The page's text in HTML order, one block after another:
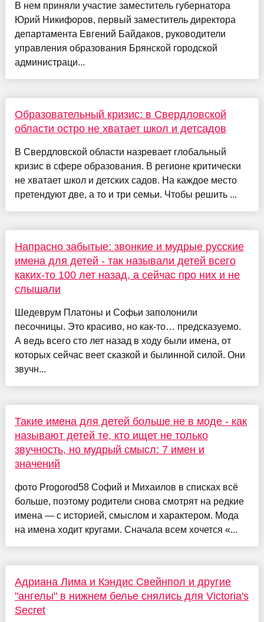
В нем приняли участие заместитель губернатора
Юрий Никифоров, первый заместитель директора
департамента Евгений Байдаков, руководители
управления образования Брянской городской
администраци...
Образовательный кризис: в Свердловской
области остро не хватает школ и детсадов
В Свердловской области назревает глобальный
кризис в сфере образования. В регионе критически
не хватает школ и детских садов. На каждое место
претендуют две, а то и три семьи. Чтобы решить ...
Напрасно забытые: звонкие и мудрые русские
имена для детей - так называли детей всего
каких-то 100 лет назад, а сейчас про них и не
слышали
Шедеврум Платоны и Софьи заполонили
песочницы. Это красиво, но как-то… предсказуемо.
А ведь всего сто лет назад в ходу были имена, от
которых сейчас веет сказкой и былинной силой. Они
звучн...
Такие имена для детей больше не в моде - как
называют детей те, кто ищет не только
звучность, но мудрый смысл: 7 имен и
значений
фото Progorod58 Софий и Михаилов в списках всё
больше, поэтому родители снова смотрят на редкие
имена — с историей, смыслом и характером. Мода
на имена ходит кругами. Сначала всем хочется «...
Адриана Лима и Кэндис Свейнпол и другие
"ангелы" в нижнем белье снялись для Victoria's
Secret